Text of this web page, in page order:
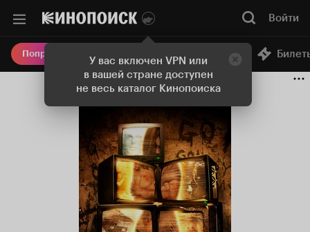
У вас включен VPN или
в вашей стране доступен
не весь каталог Кинопоиска
Войти
Попробовать Плюс Онлайн-кинотеатр